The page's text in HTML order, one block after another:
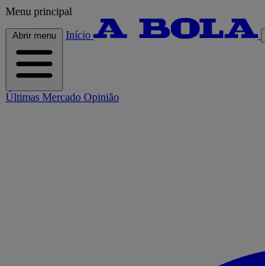
Menu principal
Abrir menu Início
Últimas Mercado Opinião